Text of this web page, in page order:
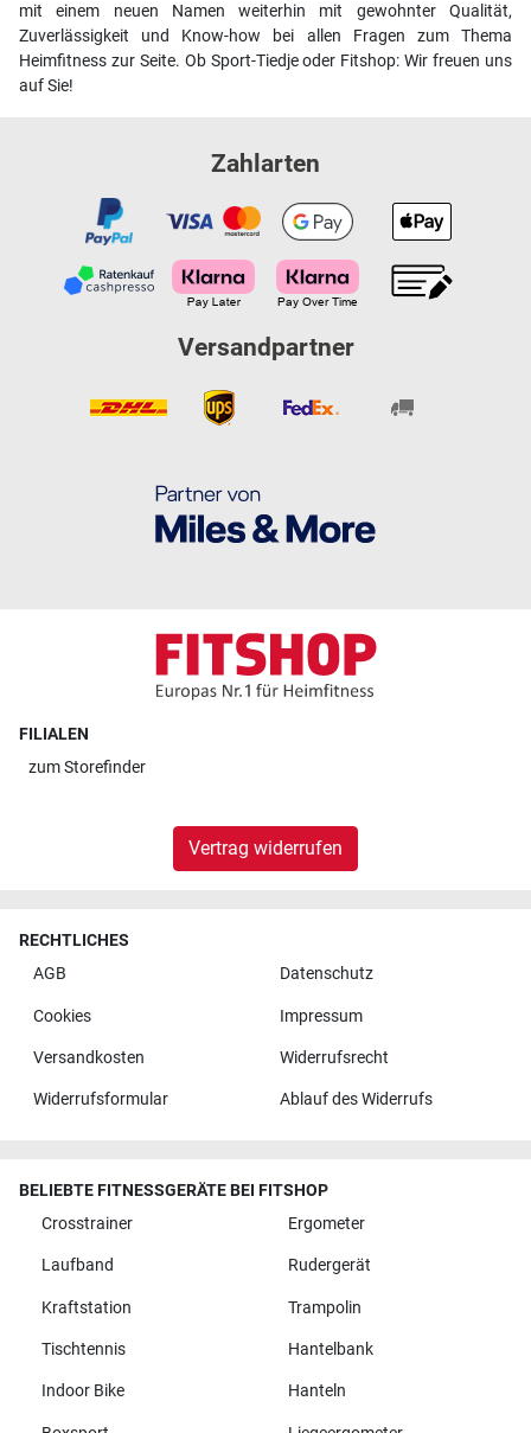
mit einem neuen Namen weiterhin mit gewohnter Qualität,
Zuverlässigkeit und Know-how bei allen Fragen zum Thema
Heimfitness zur Seite. Ob Sport-Tiedje oder Fitshop: Wir freuen uns
auf Sie!
Zahlarten
Versandpartner
FILIALEN
zumStorefinder
Vertrag widerrufen
RECHTLICHES
AGB
Datenschutz
Cookies Impressum
Versandkosten Widerrufsrecht
Widerrufsformular Ablauf des Widerrufs
BELIEBTE FITNESSGERÄTE BEI FITSHOP
Crosstrainer
Ergometer
Laufband Rudergerät
Kraftstation Trampolin
Tischtennis Hantelbank
Indoor Bike Hanteln